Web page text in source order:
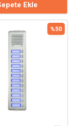
Ekle
%50